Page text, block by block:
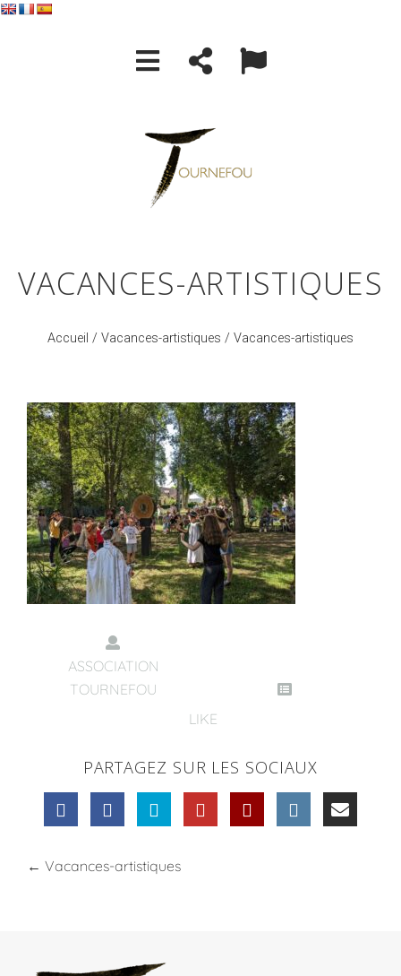
VACANCES-ARTISTIQUES
Accueil / Vacances-artistiques / Vacances-artistiques
ASSOCIATION
TOURNEFOU
LIKE
PARTAGEZ SUR LES SOCIAUX
← Vacances-artistiques